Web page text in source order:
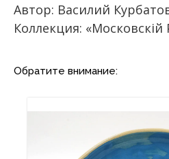
Автор: Василий
Коллекция: «Московскiй
Обратите внимание: